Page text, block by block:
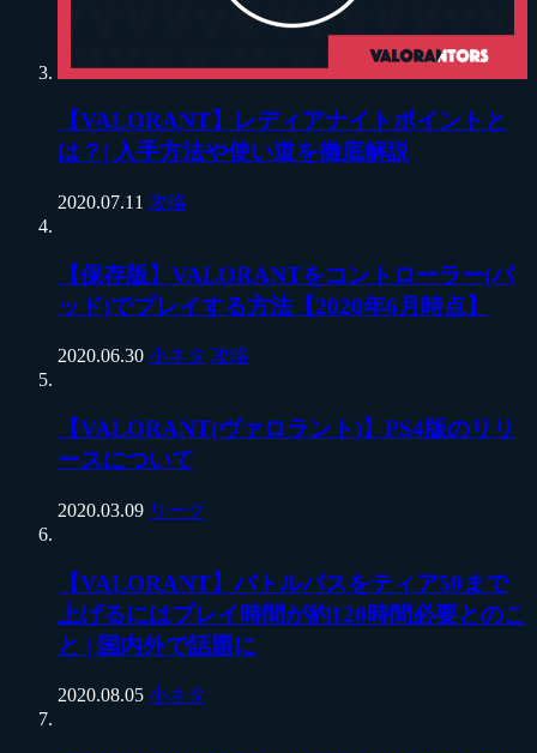
【VALORANT】レディアナイトポイントと
は？| 入手方法や使い道を徹底解説
2020.07.11 攻略
【保存版】VALORANTをコントローラー(パ
ッド)でプレイする方法【2020年6月時点】
2020.06.30 小ネタ 攻略
【VALORANT(ヴァロラント)】PS4版のリリ
ースについて
2020.03.09 リーク
【VALORANT】バトルパスをティア50まで
上げるにはプレイ時間が約120時間必要とのこ
と | 国内外で話題に
2020.08.05 小ネタ